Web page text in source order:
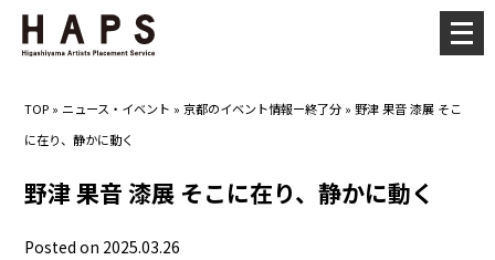
TOP » ニュース・イベント »京都のイベント情報ー終了分 » 野津 果音 漆展 そこ
に在り、静かに動く
野津 果音 漆展 そこに在り、静かに動く
Posted on 2025.03.26
メ
ニ
ー